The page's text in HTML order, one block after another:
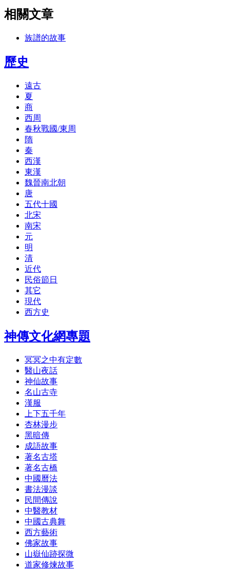
相關文章
族譜的故事
歷史
遠古
夏
商
西周
春秋戰國/東周
隋
秦
西漢
東漢
魏晉南北朝
唐
五代十國
北宋
南宋
元
明
清
近代
民俗節日
其它
現代
西方史
神傳文化網專題
冥冥之中有定數
醫山夜話
神仙故事
名山古寺
漢服
上下五千年
杏林漫步
黑暗傳
成語故事
著名古塔
著名古橋
中國曆法
書法漫談
民間傳說
中醫教材
中國古典舞
西方藝術
佛家故事
山嶽仙跡探微
道家修煉故事